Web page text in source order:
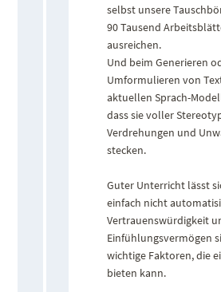
selbst unsere
90 Tausend
ausreichen.
Und beim Generieren
Umformulieren von
aktuellen Sprach-
dass sie voller
Verdrehungen und
stecken.
Guter Unterricht lässt
einfach nicht
Vertrauenswürdigkeit
Einfühlungsvermögen
wichtige Faktoren, die
bieten kann.